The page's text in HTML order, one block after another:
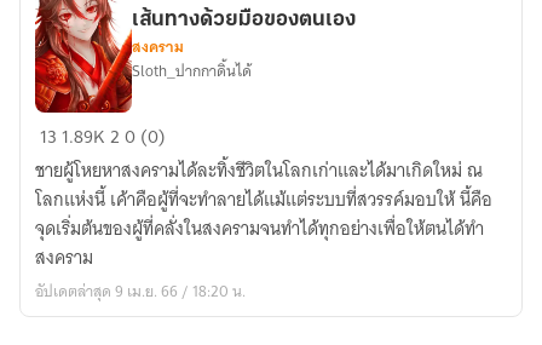
พระเจ้า
มา
ใช้
ชีวิต
ธรรมดา
แต่
มัน
ไม่
ได้
อย่าง
ข้า
ผู้
ทำลาย
ระบบ
แล้ว
เลือก
เส้นทางด้วยมือของตนเอง
สงคราม
Sloth_ปากกาดิ้นได้
13 1.89K20 (0)
ชายผู้โหยหาสงครามได้ละทิ้งชีวิตในโลกเก่าและได้มาเกิดใหม่ ณ
โลกแห่งนี้ เค้าคือผู้ที่จะทำลายได้แม้แต่ระบบที่สวรรค์มอบให้ นี้คือ
จุดเริ่มต้นของผู้ที่คลั่งในสงครามจนทำได้ทุกอย่างเพื่อให้ตนได้ทำ
สงคราม
อัปเดตล่าสุด 9 เม.ย. 66 / 18:20 น.